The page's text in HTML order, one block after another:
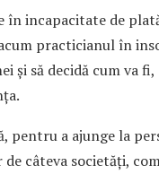
în incapacitate de
practicianul în
și să decidă cum va
pentru a ajunge la
câteva societăți,